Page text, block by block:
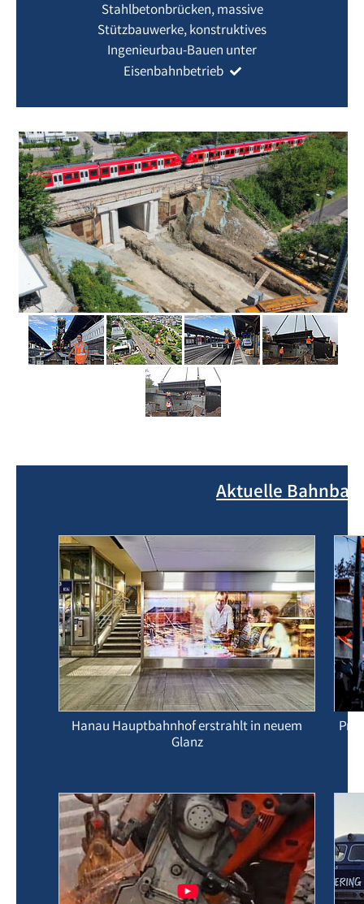
Stahlbetonbrücken, massive
Stützbauwerke, konstruktives
Ingenieurbau-Bauen unter
Eisenbahnbetrieb
Aktuelle
Hanau Hauptbahnhof erstrahlt in neuem
Glanz